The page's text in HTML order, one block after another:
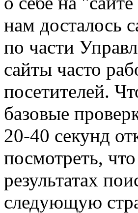
нам досталось
по части
сайты часто
посетителей.
базовые
20-40 секунд
посмотреть,
результатах
следующую